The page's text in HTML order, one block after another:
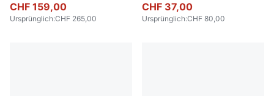
CHF 159,00
Ursprünglich:CHF 265,00
CHF 37,00
Ursprünglich:CHF 80,00